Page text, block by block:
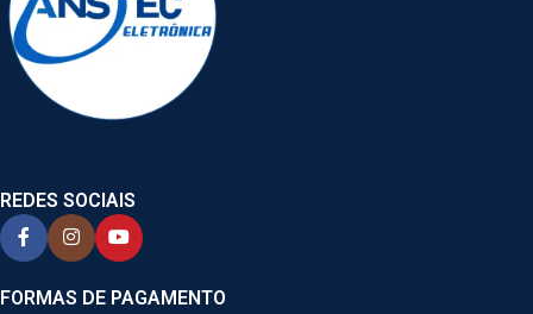
REDES SOCIAIS
FORMAS DE PAGAMENTO